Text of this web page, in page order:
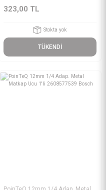
323,00 TL
Stokta yok
TÜKENDİ